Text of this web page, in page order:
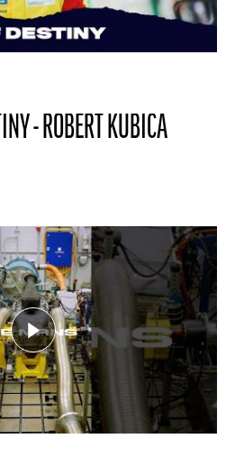
- ROBERT KUBICA